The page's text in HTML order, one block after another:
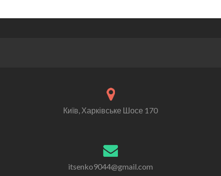
Київ, Харківське Шосе 170
itsenko9044@gmail.com